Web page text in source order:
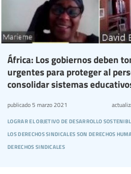
África: Los gobiernos deben
urgentes para proteger al
consolidar sistemas
lograr el objetivo de desarrollo
los derechos sindicales son derechos
derechos sindicales
publicado 5 marzo 2021